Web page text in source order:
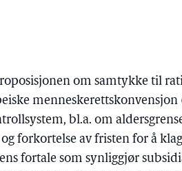
om samtykke til
bl.a. om
forkortelse av fristen for å
fortale som synliggjør